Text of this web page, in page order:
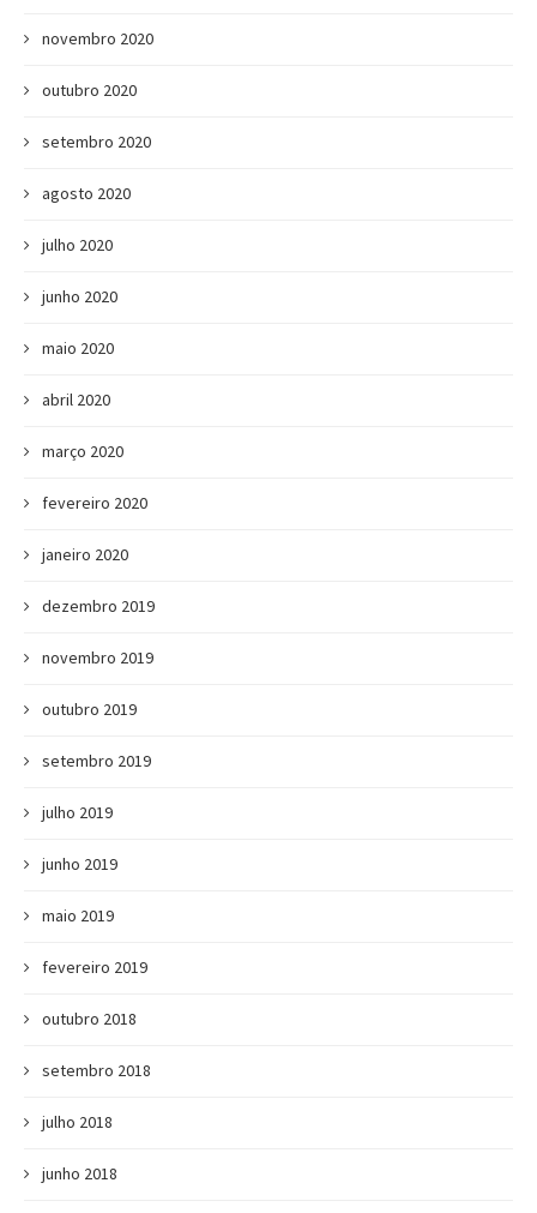
novembro 2020
outubro 2020
setembro 2020
agosto 2020
julho 2020
junho 2020
maio 2020
abril 2020
março 2020
fevereiro 2020
janeiro 2020
dezembro 2019
novembro 2019
outubro 2019
setembro 2019
julho 2019
junho 2019
maio 2019
fevereiro 2019
outubro 2018
setembro 2018
julho 2018
junho 2018